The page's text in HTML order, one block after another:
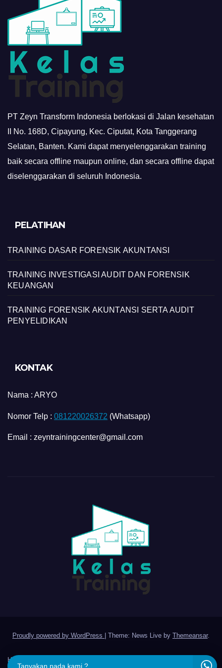
PT Zeyn Transform Indonesia berlokasi di Jalan kesehatan
II No. 168D, Cipayung, Kec. Ciputat, Kota Tanggerang
Selatan, Banten. Kami dapat menyelenggarakan training
baik secara offline maupun online, dan secara offline dapat
diselenggarakan di seluruh Indonesia.
PELATIHAN
TRAINING DASAR FORENSIK AKUNTANSI
TRAINING INVESTIGASI AUDIT DAN FORENSIK
KEUANGAN
TRAINING FORENSIK AKUNTANSI SERTA AUDIT
PENYELIDIKAN
KONTAK
Nama : ARYO
Nomor Telp : 081220026372 (Whatsapp)
Email : zeyntrainingcenter@gmail.com
Proudly powered by WordPress Theme: News Live by Themeansar.
Home
Tanyakan pada kami ?